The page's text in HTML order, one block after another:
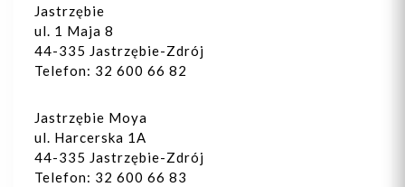
Jastrzębie
ul. 1 Maja 8
44-335 Jastrzębie-Zdrój
Telefon: 32 600 66 82
Jastrzębie Moya
ul. Harcerska 1A
44-335 Jastrzębie-Zdrój
Telefon: 32 600 66 83